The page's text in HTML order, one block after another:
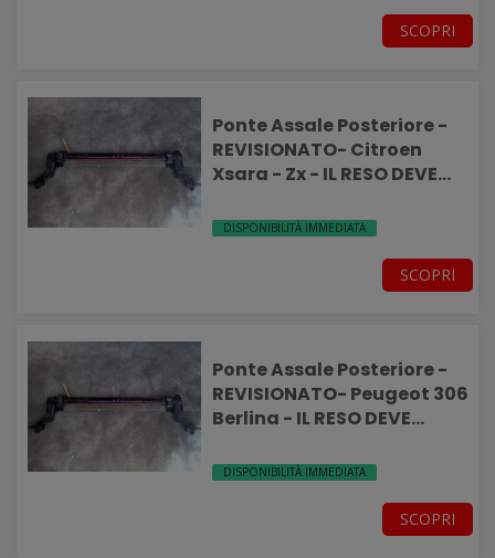
SCOPRI
Ponte Assale Posteriore -
REVISIONATO- Citroen
Xsara - Zx - IL RESO DEVE
DISPONIBILITÀ IMMEDIATA
SCOPRI
Ponte Assale Posteriore -
REVISIONATO- Peugeot 306
Berlina - IL RESO DEVE
DISPONIBILITÀ IMMEDIATA
SCOPRI